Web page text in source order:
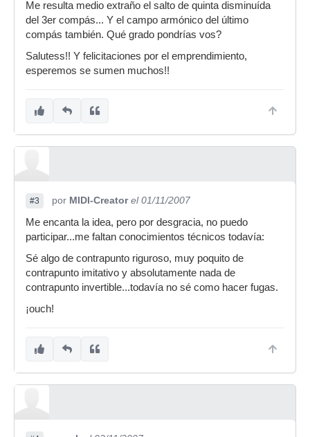
Me resulta medio extraño el salto de quinta disminuída
del 3er compás... Y el campo armónico del último
compás también. Qué grado pondrías vos?
Salutess!! Y felicitaciones por el emprendimiento,
esperemos se sumen muchos!!
#3 por MIDI-Creator el 01/11/2007
Me encanta la idea, pero por desgracia, no puedo
participar...me faltan conocimientos técnicos todavía:
Sé algo de contrapunto riguroso, muy poquito de
contrapunto imitativo y absolutamente nada de
contrapunto invertible...todavía no sé como hacer fugas.
¡ouch!